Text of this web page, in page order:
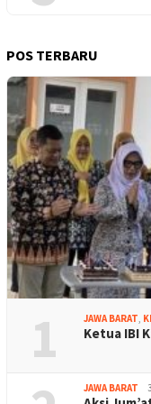
POS TERBARU
1 JAWA BARAT,
Ketua IBI
JAWA BARAT